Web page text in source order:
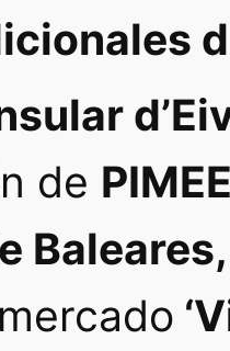
de
Baleares,